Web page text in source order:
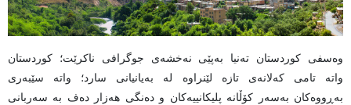
وەسفی کوردستان تەنیا بەپێی نەخشەی جوگرافی ناکرێت؛ کوردستان
واتە تامی کەلانەی تازە لێنراوە لە بەیانیانی سارد؛ واتە سێبەری
بەڕووەکان بەسەر کۆڵانە پلیکانییەکان و دەنگی هەزار دەف بە سەربانی